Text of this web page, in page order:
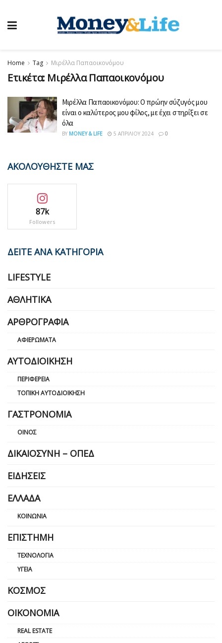
Home Tag Μιρέλλα Παπαοικονόμου
Ετικέτα: Μιρέλλα Παπαοικονόμου
Μιρέλλα Παπαοικονόμου: Ο πρώην σύζυγός μου
είναι ο καλύτερος μου φίλος, με έχει στηρίξει σε
όλα
BY MONEY & LIFE 5 ΑΠΡΙΛΊΟΥ 2024 0
ΑΚΟΛΟΥΘΗΣΤΕ ΜΑΣ
87k
Followers
ΔΕΙΤΕ ΑΝΑ ΚΑΤΗΓΟΡΙΑ
LIFESTYLE
ΑΘΛΗΤΙΚΆ
ΑΡΘΡΟΓΡΑΦΊΑ
ΑΦΙΕΡΏΜΑΤΑ
ΑΥΤΟΔΙΟΊΚΗΣΗ
ΠΕΡΙΦΈΡΕΙΑ
ΤΟΠΙΚΉ ΑΥΤΟΔΙΟΊΚΗΣΗ
ΓΑΣΤΡΟΝΟΜΊΑ
ΟΊΝΟΣ
ΔΙΚΑΙΟΣΎΝΗ – ΟΠΕΔ
ΕΙΔΉΣΕΙΣ
ΕΛΛΆΔΑ
ΚΟΙΝΩΝΊΑ
ΕΠΙΣΤΉΜΗ
ΤΕΧΝΟΛΟΓΊΑ
ΥΓΕΊΑ
ΚΌΣΜΟΣ
ΟΙΚΟΝΟΜΊΑ
REAL ESTATE